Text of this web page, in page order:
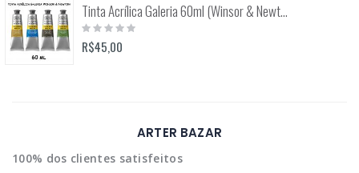
Tinta Acrílica Galeria 60ml (Winsor & Newton)
Rating:
0%
R$45,00
ARTER BAZAR
100% dos clientes satisfeitos